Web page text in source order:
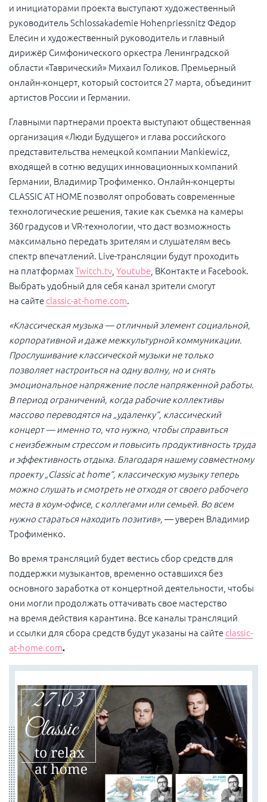
и инициаторами проекта выступают художественный
руководитель Schlossakademie Hohenpriessnitz Фёдор
Елесин и художественный руководитель и главный
дирижёр Симфонического оркестра Ленинградской
области «Таврический» Михаил Голиков. Премьерный
онлайн-концерт, который состоится 27 марта, объединит
артистов России и Германии.
Главными партнерами проекта выступают общественная
организация «Люди Будущего» и глава российского
представительства немецкой компании Mankiewicz,
входящей в сотню ведущих инновационных компаний
Германии, Владимир Трофименко. Онлайн-концерты
CLASSIC AT HOME позволят опробовать современные
технологические решения, такие как съемка на камеры
360 градусов и VR-технологии, что даст возможность
максимально передать зрителям и слушателям весь
спектр впечатлений. Live-трансляции будут проходить
на платформахTwitch.tv Youtube , ВКонтакте и Facebook.
Выбрать удобный для себя канал зрители смогут
на сайтеclassic-at-home.com.
«Классическая музыка — отличный элемент социальной,
корпоративной и даже межкультурной коммуникации.
Прослушивание классической музыки не только
позволяет настроиться на одну волну, но и снять
эмоциональное напряжение после напряженной работы.
В период ограничений, когда рабочие коллективы
массово переводятся на „удаленку“, классический
концерт — именно то, что нужно, чтобы справиться
с неизбежным стрессом и повысить продуктивность труда
и эффективность отдыха. Благодаря нашему совместному
проекту „Classicathome“, классическую музыку теперь
можно слушать и смотреть не отходя от своего рабочего
места в хоум-офисе, с коллегами или семьей. Во всем
нужно стараться находить позитив»,— уверен Владимир
Трофименко.
Во время трансляций будет вестись сбор средств для
поддержки музыкантов, временно оставшихся без
основного заработка от концертной деятельности, чтобы
они могли продолжать оттачивать свое мастерство
на время действия карантина. Все каналы трансляций
и ссылки для сбора средств будут указаны на сайтеclassic-
at-home.com.
ФОТОГАЛЕРЕЯ